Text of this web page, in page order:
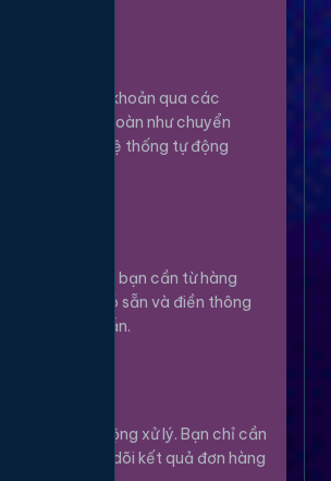
Nạp tiền vào tài khoản qua các
phương thức an toàn như chuyển
khoản, Momo... Hệ thống tự động
Lựa chọn dịch vụ bạn cần từ hàng
ngàn tùy chọn có sẵn và điền thông
tin theo hướng dẫn.
Hệ thống sẽ tự động xử lý. Bạn chỉ cần
thư giãn và theo dõi kết quả đơn hàng